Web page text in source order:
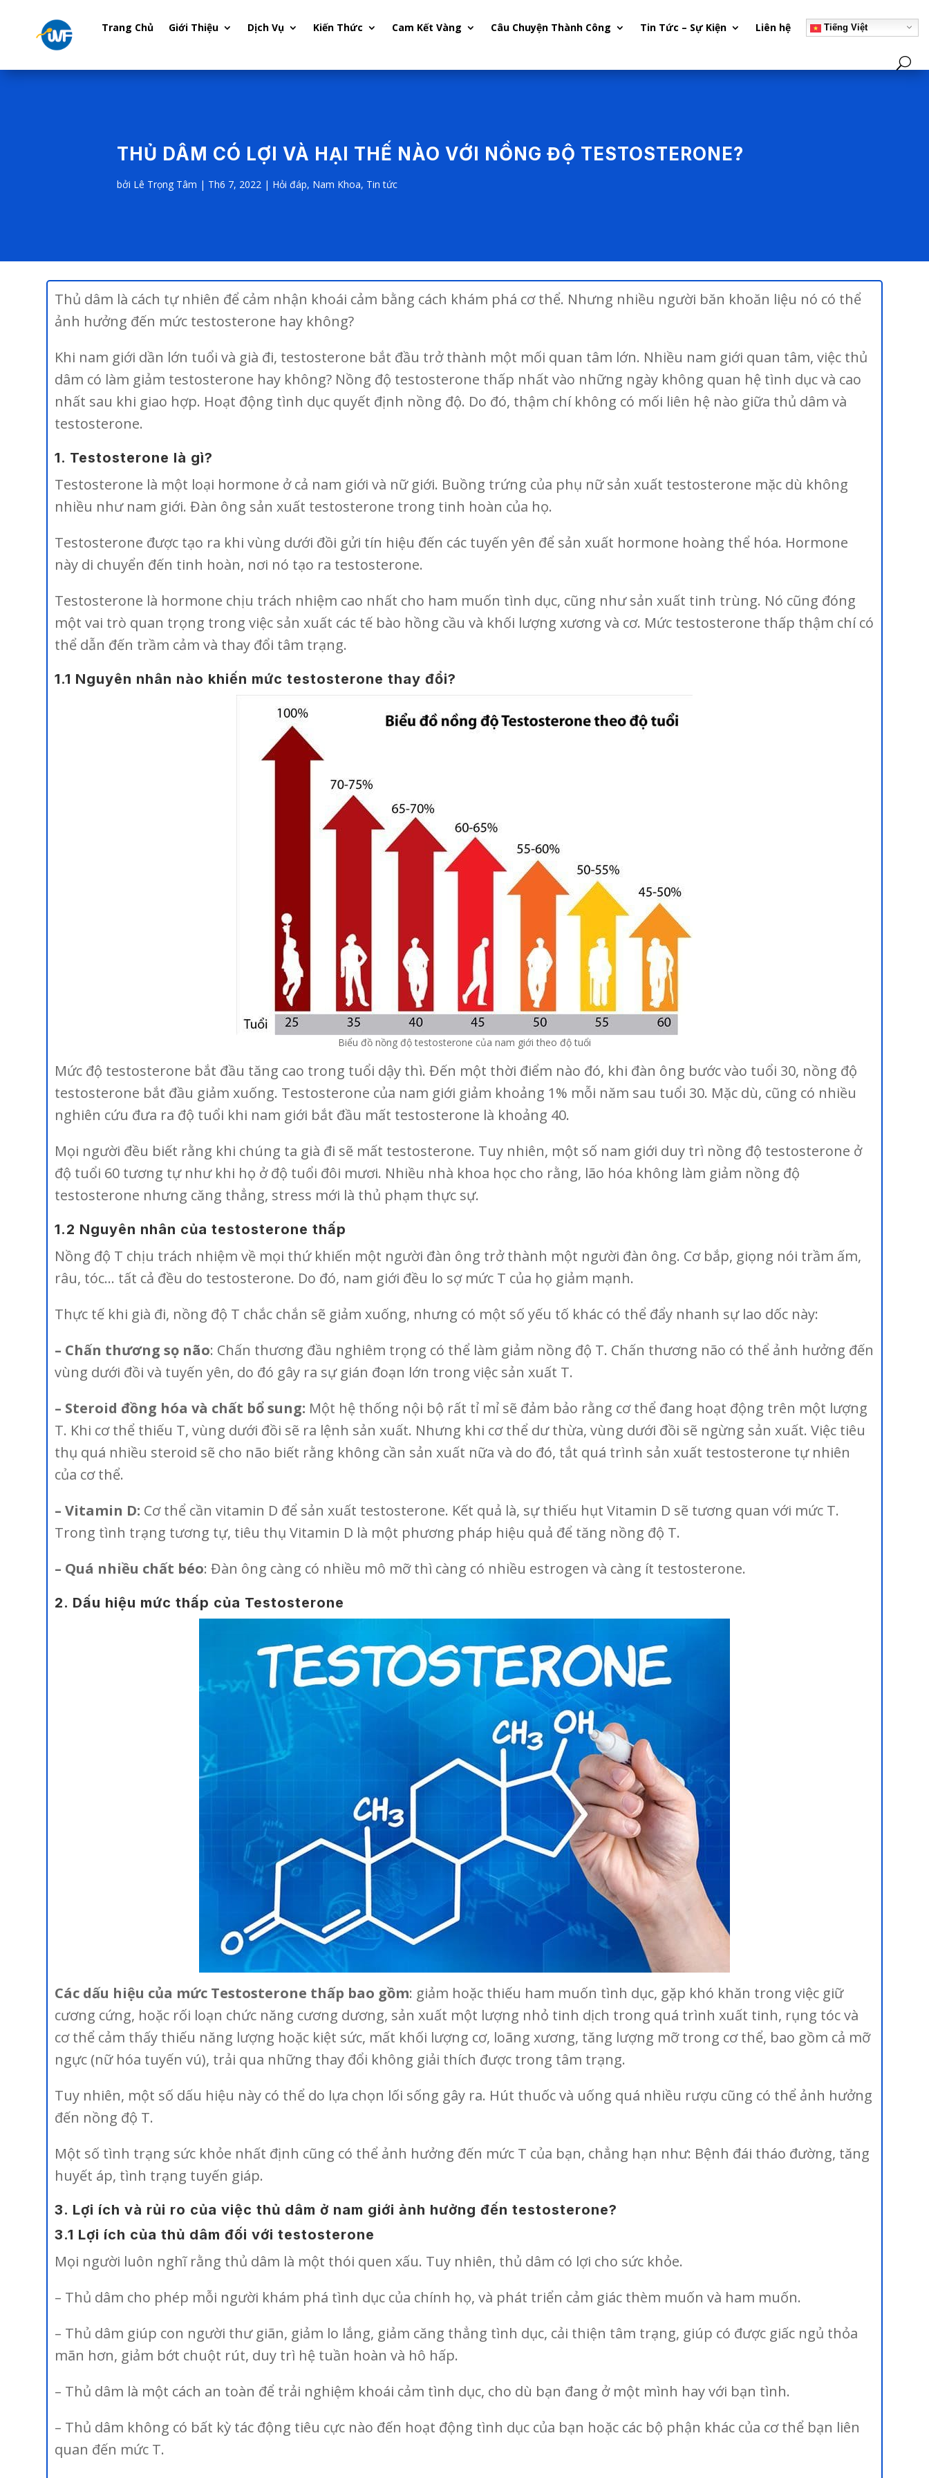
Trang Chủ Giới Thiệu Dịch Vụ Kiến Thức Cam Kết Vàng Câu Chuyện Thành Công Tin Tức – Sự Kiện Liên hệ Tiếng Việt
THỦ DÂM CÓ LỢI VÀ HẠI THẾ NÀO VỚI NỒNG ĐỘ TESTOSTERONE?
bởi Lê Trọng Tâm | Th6 7, 2022 | Hỏi đáp, Nam Khoa, Tin tức
Thủ dâm là cách tự nhiên để cảm nhận khoái cảm bằng cách khám phá cơ thể. Nhưng nhiều người băn khoăn liệu nó có thể
ảnh hưởng đến mức testosterone hay không?
Khi nam giới dần lớn tuổi và già đi, testosterone bắt đầu trở thành một mối quan tâm lớn. Nhiều nam giới quan tâm, việc thủ
dâm có làm giảm testosterone hay không? Nồng độ testosterone thấp nhất vào những ngày không quan hệ tình dục và cao
nhất sau khi giao hợp. Hoạt động tình dục quyết định nồng độ. Do đó, thậm chí không có mối liên hệ nào giữa thủ dâm và
testosterone.
1. Testosterone là gì?
Testosterone là một loại hormone ở cả nam giới và nữ giới. Buồng trứng của phụ nữ sản xuất testosterone mặc dù không
nhiều như nam giới. Đàn ông sản xuất testosterone trong tinh hoàn của họ.
Testosterone được tạo ra khi vùng dưới đồi gửi tín hiệu đến các tuyến yên để sản xuất hormone hoàng thể hóa. Hormone
này di chuyển đến tinh hoàn, nơi nó tạo ra testosterone.
Testosterone là hormone chịu trách nhiệm cao nhất cho ham muốn tình dục, cũng như sản xuất tinh trùng. Nó cũng đóng
một vai trò quan trọng trong việc sản xuất các tế bào hồng cầu và khối lượng xương và cơ. Mức testosterone thấp thậm chí có
thể dẫn đến trầm cảm và thay đổi tâm trạng.
1.1 Nguyên nhân nào khiến mức testosterone thay đổi?
Biểu đồ nồng độ testosterone của nam giới theo độ tuổi
Mức độ testosterone bắt đầu tăng cao trong tuổi dậy thì. Đến một thời điểm nào đó, khi đàn ông bước vào tuổi 30, nồng độ
testosterone bắt đầu giảm xuống. Testosterone của nam giới giảm khoảng 1% mỗi năm sau tuổi 30. Mặc dù, cũng có nhiều
nghiên cứu đưa ra độ tuổi khi nam giới bắt đầu mất testosterone là khoảng 40.
Mọi người đều biết rằng khi chúng ta già đi sẽ mất testosterone. Tuy nhiên, một số nam giới duy trì nồng độ testosterone ở
độ tuổi 60 tương tự như khi họ ở độ tuổi đôi mươi. Nhiều nhà khoa học cho rằng, lão hóa không làm giảm nồng độ
testosterone nhưng căng thẳng, stress mới là thủ phạm thực sự.
1.2 Nguyên nhân của testosterone thấp
Nồng độ T chịu trách nhiệm về mọi thứ khiến một người đàn ông trở thành một người đàn ông. Cơ bắp, giọng nói trầm ấm,
râu, tóc… tất cả đều do testosterone. Do đó, nam giới đều lo sợ mức T của họ giảm mạnh.
Thực tế khi già đi, nồng độ T chắc chắn sẽ giảm xuống, nhưng có một số yếu tố khác có thể đẩy nhanh sự lao dốc này:
– Chấn thương sọ não: Chấn thương đầu nghiêm trọng có thể làm giảm nồng độ T. Chấn thương não có thể ảnh hưởng đến
vùng dưới đồi và tuyến yên, do đó gây ra sự gián đoạn lớn trong việc sản xuất T.
– Steroid đồng hóa và chất bổ sung: Một hệ thống nội bộ rất tỉ mỉ sẽ đảm bảo rằng cơ thể đang hoạt động trên một lượng
T. Khi cơ thể thiếu T, vùng dưới đồi sẽ ra lệnh sản xuất. Nhưng khi cơ thể dư thừa, vùng dưới đồi sẽ ngừng sản xuất. Việc tiêu
thụ quá nhiều steroid sẽ cho não biết rằng không cần sản xuất nữa và do đó, tắt quá trình sản xuất testosterone tự nhiên
của cơ thể.
– Vitamin D: Cơ thể cần vitamin D để sản xuất testosterone. Kết quả là, sự thiếu hụt Vitamin D sẽ tương quan với mức T.
Trong tình trạng tương tự, tiêu thụ Vitamin D là một phương pháp hiệu quả để tăng nồng độ T.
– Quá nhiều chất béo: Đàn ông càng có nhiều mô mỡ thì càng có nhiều estrogen và càng ít testosterone.
2. Dấu hiệu mức thấp của Testosterone
Các dấu hiệu của mức Testosterone thấp bao gồm: giảm hoặc thiếu ham muốn tình dục, gặp khó khăn trong việc giữ
cương cứng, hoặc rối loạn chức năng cương dương, sản xuất một lượng nhỏ tinh dịch trong quá trình xuất tinh, rụng tóc và
cơ thể cảm thấy thiếu năng lượng hoặc kiệt sức, mất khối lượng cơ, loãng xương, tăng lượng mỡ trong cơ thể, bao gồm cả mỡ
ngực (nữ hóa tuyến vú), trải qua những thay đổi không giải thích được trong tâm trạng.
Tuy nhiên, một số dấu hiệu này có thể do lựa chọn lối sống gây ra. Hút thuốc và uống quá nhiều rượu cũng có thể ảnh hưởng
đến nồng độ T.
Một số tình trạng sức khỏe nhất định cũng có thể ảnh hưởng đến mức T của bạn, chẳng hạn như: Bệnh đái tháo đường, tăng
huyết áp, tình trạng tuyến giáp.
3. Lợi ích và rủi ro của việc thủ dâm ở nam giới ảnh hưởng đến testosterone?
3.1 Lợi ích của thủ dâm đối với testosterone
Mọi người luôn nghĩ rằng thủ dâm là một thói quen xấu. Tuy nhiên, thủ dâm có lợi cho sức khỏe.
– Thủ dâm cho phép mỗi người khám phá tình dục của chính họ, và phát triển cảm giác thèm muốn và ham muốn.
– Thủ dâm giúp con người thư giãn, giảm lo lắng, giảm căng thẳng tình dục, cải thiện tâm trạng, giúp có được giấc ngủ thỏa
mãn hơn, giảm bớt chuột rút, duy trì hệ tuần hoàn và hô hấp.
– Thủ dâm là một cách an toàn để trải nghiệm khoái cảm tình dục, cho dù bạn đang ở một mình hay với bạn tình.
– Thủ dâm không có bất kỳ tác động tiêu cực nào đến hoạt động tình dục của bạn hoặc các bộ phận khác của cơ thể bạn liên
quan đến mức T.